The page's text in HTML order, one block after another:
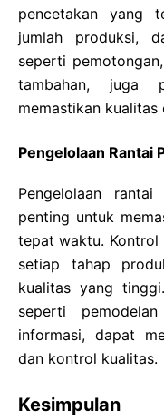
pencetakan yang
jumlah produksi,
seperti
tambahan, juga
memastikan kualitas
Pengelolaan Rantai
Pengelolaan
penting untuk
tepat waktu. Kontrol
setiap tahap
kualitas yang
seperti
informasi, dapat
dan kontrol kualitas.
Kesimpulan